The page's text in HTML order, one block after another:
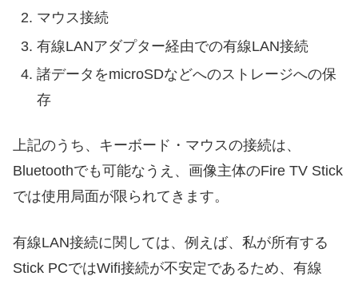
マウス接続
有線LANアダプター経由での有線LAN接続
諸データをmicroSDなどへのストレージへの保
存
上記のうち、キーボード・マウスの接続は、
Bluetoothでも可能なうえ、画像主体のFire TV Stick
では使用局面が限られてきます。
有線LAN接続に関しては、例えば、私が所有する
Stick PCではWifi接続が不安定であるため、有線